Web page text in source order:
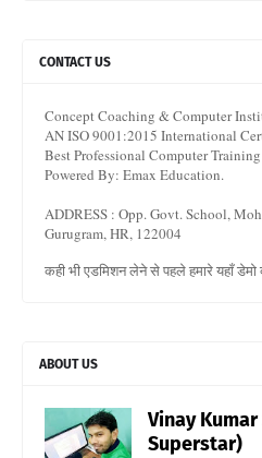
CONTACT US
Concept Coaching & Computer
AN ISO 9001:2015 International
Best Professional Computer
Powered By: Emax Education.
ADDRESS : Opp. Govt. School,
Gurugram, HR, 122004
कही भी एडमिशन लेने से पहले हमारे यहाँ
ABOUT US
Vinay
Superstar)